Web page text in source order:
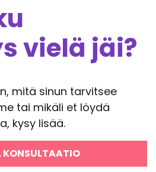
vielä jäi?
mitä sinun tarvitsee
tai mikäli et löydä
kysy lisää.